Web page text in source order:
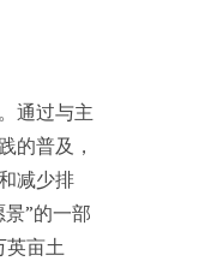
通过与主
的普及，
减少排
”的一部
英亩土